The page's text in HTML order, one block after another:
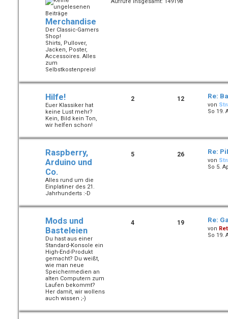
Merchandise
Der Classic-Gamers
Shop!
Shirts, Pullover,
Jacken, Poster,
Accessoires. Alles
zum
Selbstkostenpreis!
Hilfe!
Euer Klassiker hat
keine Lust mehr?
Kein, Bild kein Ton,
wir helfen schon!
2 12 Re:
von
So 19.
Raspberry,
Arduino und
Co.
Alles rund um die
Einplatiner des 21.
Jahrhunderts :-D
5 26 Re:
von
So 5.
Mods und
Basteleien
Du hast aus einer
Standard-Konsole ein
High-End-Produkt
gemacht? Du weißt,
wie man neue
Speichermedien an
alten Computern zum
Laufen bekommt?
Her damit, wir wollens
auch wissen ;-)
4 19 Re:
von
So 19.